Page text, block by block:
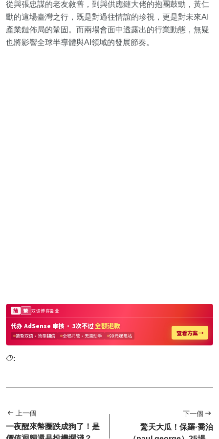
從與張忠謀的老友敘舊，到與供應鏈大佬的抱團鼓勁，黃仁
勳的這場臺灣之行，既是對過往情誼的珍視，更是對未來AI
產業鏈佈局的鞏固。而兩場會面中透露出的行業動態，無疑
也將影響全球半導體與AI領域的發展節奏。
:
上一個
一夜醒來幣圈跌成狗了！是
下一個
驚天大瓜！保羅·喬治